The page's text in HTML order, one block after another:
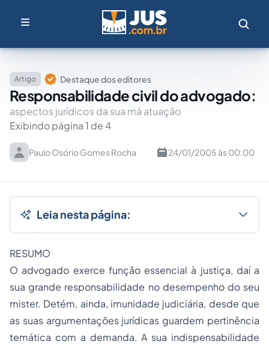
Artigo Destaque dos editores
Responsabilidade civil do advogado:
aspectos jurídicos da sua má atuação
Exibindo página 1 de 4
Paulo Osório Gomes Rocha 24/01/2005 às 00:00
Leia nesta página:
RESUMO
O advogado exerce função essencial à justiça, daí a
sua grande responsabilidade no desempenho do seu
mister. Detém, ainda, imunidade judiciária, desde que
as suas argumentações jurídicas guardem pertinência
temática com a demanda. A sua indispensabilidade